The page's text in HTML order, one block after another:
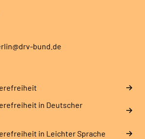
bund.de
in Deutscher
in Leichter Sprache